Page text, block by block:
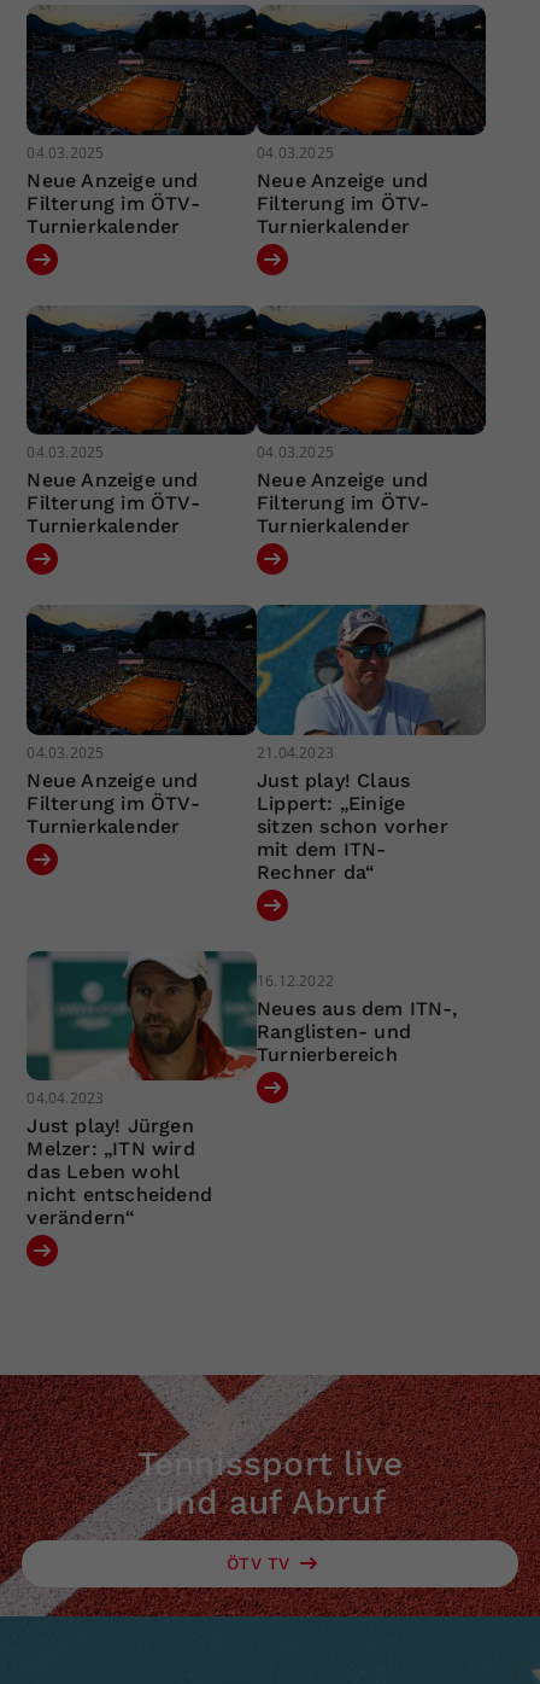
04.03.2025
Neue Anzeige und
Filterung im ÖTV-
Turnierkalender
04.03.2025
Neue Anzeige und
Filterung im ÖTV-
Turnierkalender
04.03.2025
Neue Anzeige und
Filterung im ÖTV-
Turnierkalender
04.03.2025
Neue Anzeige und
Filterung im ÖTV-
Turnierkalender
04.03.2025
Neue Anzeige und
Filterung im ÖTV-
Turnierkalender
21.04.2023
Just play! Claus
Lippert: „Einige
sitzen schon vorher
mit dem ITN-
Rechner da“
04.04.2023
Just play! Jürgen
Melzer: „ITN wird
das Leben wohl
nicht entscheidend
verändern“
16.12.2022
Neues aus dem ITN-,
Ranglisten- und
Turnierbereich
Tennissport live
und auf Abruf
ÖTV TV